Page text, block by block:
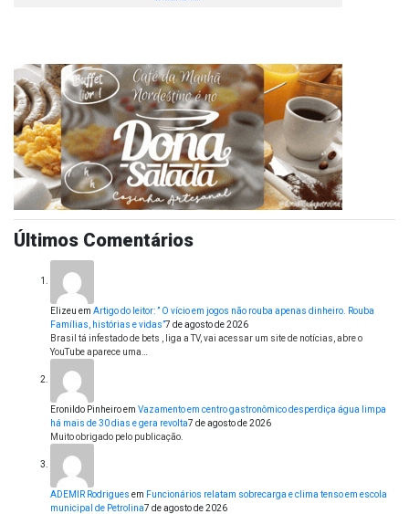
Últimos Comentários
Elizeu em Artigo do leitor: ” O vício em jogos não rouba apenas dinheiro. Rouba
Famílias, histórias e vidas”7 de agosto de 2026
Brasil tá infestado de bets , liga a TV, vai acessar um site de notícias, abre o
YouTube aparece uma…
Eronildo Pinheiroem Vazamento em centro gastronômico desperdiça água limpa
há mais de 30 dias e gera revolta7 de agosto de 2026
Muito obrigado pelo publicação.
ADEMIR Rodrigues em Funcionários relatam sobrecarga e clima tenso em escola
municipal de Petrolina7 de agosto de 2026